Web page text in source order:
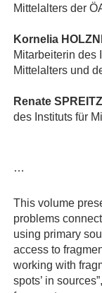
Mittelalters der
Kornelia
Mitarbeiterin des
Mittelalters und
Renate
des Instituts für
This volume
problems
using primary
access to
working with
spots’ in